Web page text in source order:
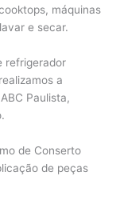
máquinas
e secar.
refrigerador
a
Paulista,
de Conserto
de peças